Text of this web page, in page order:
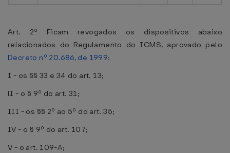
Art. 2º Ficam revogados os dispositivos abaixo
relacionados do Regulamento do ICMS, aprovado pelo
Decreto nº 20.686, de 1999:
I - os §§ 33 e 34 do art. 13;
lI - o § 9º do art. 31;
III - os §§ 2º ao 5º do art. 35;
IV - o § 9º do art. 107;
V - o art. 109-A;